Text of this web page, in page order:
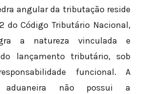
angular da tributação reside
do Código Tributário Nacional,
a natureza vinculada e
lançamento tributário, sob
funcional. A
aduaneira não possui a